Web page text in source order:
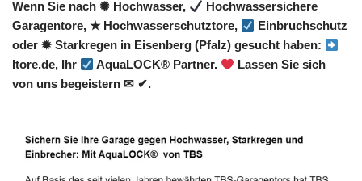
Wenn Sie nach ✺ Hochwasser,
Hochwassersichere
Garagentore, ★ Hochwasserschutztore,
Einbruchschutz
oder ✹ Starkregen in Eisenberg (Pfalz) gesucht haben:
Itore.de, Ihr
AquaLOCK® Partner.
Lassen Sie sich
von uns begeistern ✉ ✔.